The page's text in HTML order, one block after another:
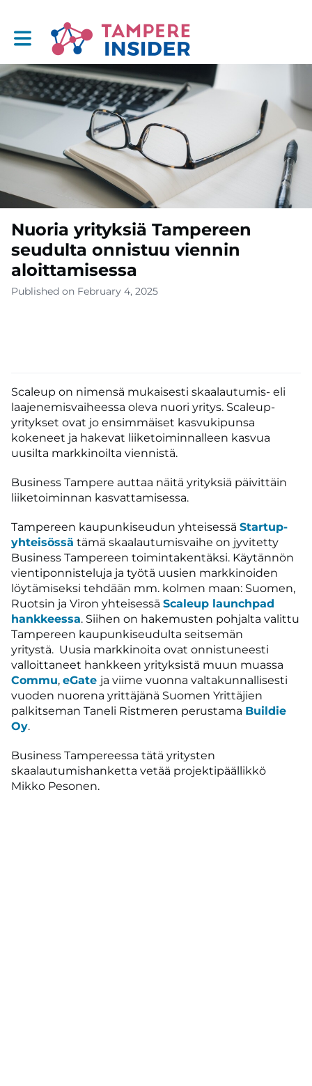
Toggle main navigation
Nuoria yrityksiä Tampereen
seudulta onnistuu viennin
aloittamisessa
Published on February 4, 2025
Scaleup on nimensä mukaisesti skaalautumis- eli
laajenemisvaiheessa oleva nuori yritys. Scaleup-
yritykset ovat jo ensimmäiset kasvukipunsa
kokeneet ja hakevat liiketoiminnalleen kasvua
uusilta markkinoilta viennistä.
Business Tampere auttaa näitä yrityksiä päivittäin
liiketoiminnan kasvattamisessa.
Tampereen kaupunkiseudun yhteisessä Startup-
yhteisössä tämä skaalautumisvaihe on jyvitetty
Business Tampereen toimintakentäksi. Käytännön
vientiponnisteluja ja työtä uusien markkinoiden
löytämiseksi tehdään mm. kolmen maan: Suomen,
Ruotsin ja Viron yhteisessä Scaleup launchpad
hankkeessa. Siihen on hakemusten pohjalta valittu
Tampereen kaupunkiseudulta seitsemän
yritystä. Uusia markkinoita ovat onnistuneesti
valloittaneet hankkeen yrityksistä muun muassa
Commu, eGate ja viime vuonna valtakunnallisesti
vuoden nuorena yrittäjänä Suomen Yrittäjien
palkitseman Taneli Ristmeren perustama Buildie
Oy.
Business Tampereessa tätä yritysten
skaalautumishanketta vetää projektipäällikkö
Mikko Pesonen.